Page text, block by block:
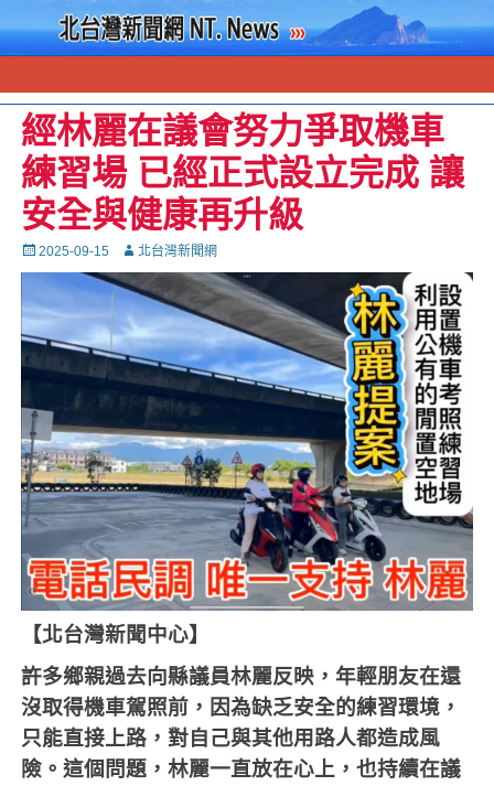
經林麗在議會努力爭取機車
練習場 已經正式設立完成 讓
安全與健康再升級
Posted
on
2025-09-15 Autor北台灣新聞網
【北台灣新聞中心】
許多鄉親過去向縣議員林麗反映，年輕朋友在還
沒取得機車駕照前，因為缺乏安全的練習環境，
只能直接上路，對自己與其他用路人都造成風
險。這個問題，林麗一直放在心上，也持續在議